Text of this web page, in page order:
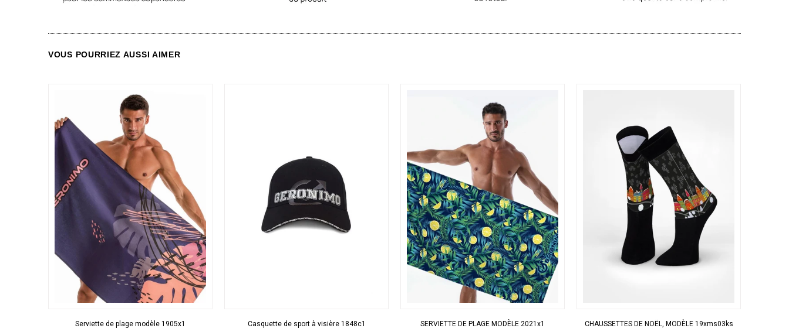
VOUS POURRIEZ AUSSI AIMER
APERÇU RAPIDE
Serviette de plage modèle 1905x1 Casquette de sport à visière 1848c1
APERÇU RAPIDE
SERVIETTE DE PLAGE MODÈLE 2021x1 CHAUSSETTES DE NOËL, MODÈLE 19xms03ks